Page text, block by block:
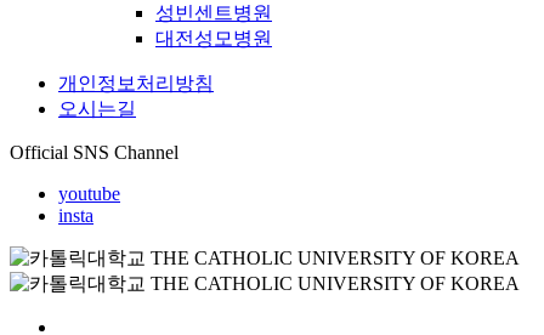
성빈센트병원
대전성모병원
개인정보처리방침
오시는길
Official SNS Channel
youtube
insta